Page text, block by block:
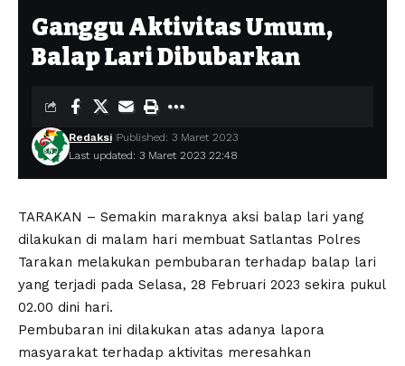
Ganggu Aktivitas Umum,
Balap Lari Dibubarkan
Last updated: 3 Maret 2023 22:48
Redaksi Published: 3 Maret 2023
TARAKAN – Semakin maraknya aksi balap lari yang
dilakukan di malam hari membuat Satlantas Polres
Tarakan melakukan pembubaran terhadap balap lari
yang terjadi pada Selasa, 28 Februari 2023 sekira pukul
02.00 dini hari.
Pembubaran ini dilakukan atas adanya lapora
masyarakat terhadap aktivitas meresahkan